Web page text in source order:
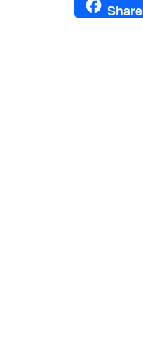
Share